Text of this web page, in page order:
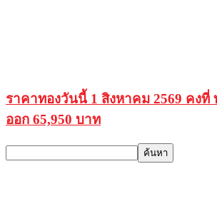
ราคาทองวันนี้ 1 สิงหาคม 2569 คง
ออก 65,950 บาท